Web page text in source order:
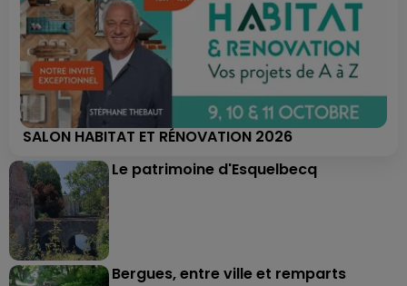
SALON HABITAT ET RÉNOVATION 2026
Le patrimoine d'Esquelbecq
Bergues, entre ville et remparts